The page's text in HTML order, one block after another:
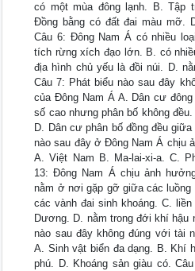
có một mùa đông lạnh. B. Tập
Đồng bằng có đất đai màu mỡ.
Câu 6: Đông Nam Á có nhiều
tích rừng xích đạo lớn. B. có
địa hình chủ yếu là đồi núi. D.
Câu 7: Phát biểu nào sau đây
của Đông Nam Á A. Dân cư
số cao nhưng phân bố không
D. Dân cư phân bố đồng đều
nào sau đây ở Đông Nam Á chịu
A. Việt Nam B. Ma-lai-xi-a. C.
13: Đông Nam Á chịu ảnh
nằm ở nơi gặp gỡ giữa các
các vành đai sinh khoáng. C.
Dương. D. nằm trong đới khí hậu
nào sau đây không đúng với tài
A. Sinh vật biển đa dạng. B. Khí
phú. D. Khoáng sản giàu có.